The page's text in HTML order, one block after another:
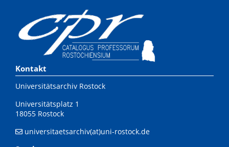
Kontakt
Universitätsarchiv Rostock
Universitätsplatz 1
18055 Rostock
universitaetsarchiv(at)uni-rostock.de